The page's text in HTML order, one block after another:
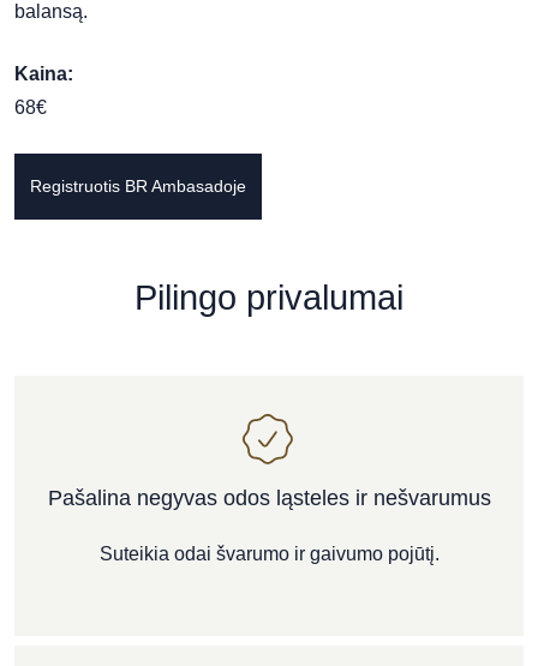
balansą.
Kaina:
68€
Registruotis BR Ambasadoje
Pilingo privalumai
Pašalina negyvas odos ląsteles ir nešvarumus
Suteikia odai švarumo ir gaivumo pojūtį.